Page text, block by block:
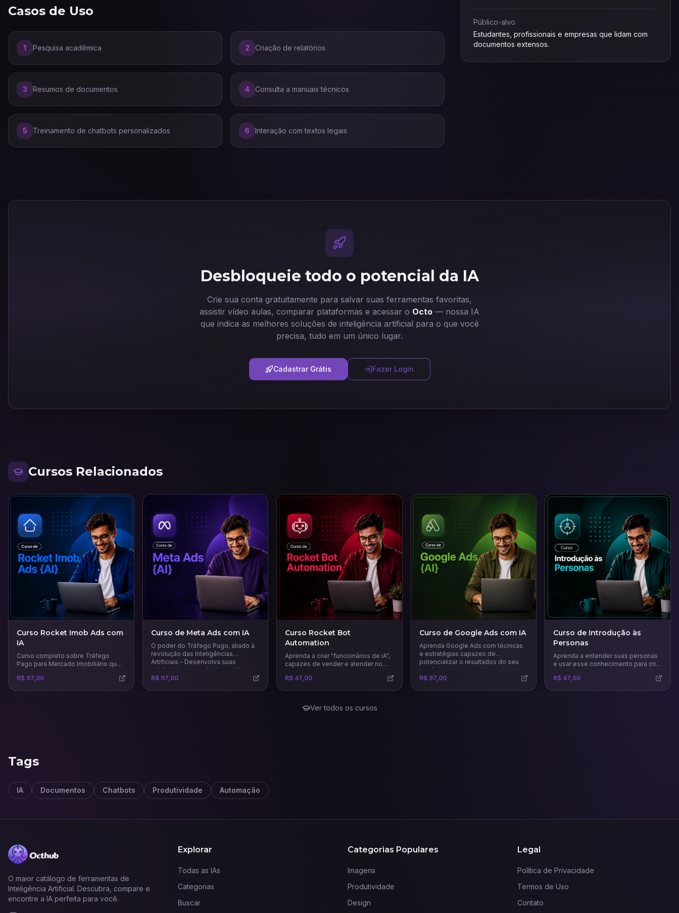
Casos de Uso
1 Pesquisa acadêmica 2 Criação de relatórios
3 Resumos de documentos 4 Consulta a manuais técnicos
5 Treinamento de chatbots personalizados 6 Interação com textos legais
Público-alvo
Estudantes, profissionais e empresas que lidam com
documentos extensos.
Desbloqueie todo o potencial da IA
Crie sua conta gratuitamente para salvar suas ferramentas favoritas,
assistir vídeo aulas, comparar plataformas e acessar o Octo — nossa IA
que indica as melhores soluções de inteligência artificial para o que você
precisa, tudo em um único lugar.
Cadastrar Grátis Fazer Login
Cursos Relacionados
Curso Rocket Imob Ads com
IA
Curso completo sobre Tráfego
Pago para Mercado Imobiliário que
certeiras para venda e aluguel de
R$ 97,00
Curso de Meta Ads com IA
O poder do Tráfego Pago, aliado à
revolução das Inteligências
Artificiais - Desenvolva suas
habilidades em anúncios na Meta
usando todo potencial das
R$ 97,00
Curso Rocket Bot
Automation
Aprenda a criar "funcionários de iA",
capazes de vender e atender no
dia com uma comunicação humana.
R$ 47,00
Curso de Google Ads com IA
Aprenda Google Ads com técnicas
e estratégias capazes de
potencializar o resultados do seu
negócio e a gerar mais vendas.
R$ 97,00
Curso de Introdução às
Personas
Aprenda a entender suas personas
e usar esse conhecimento para criar
precisas e eficazes.
R$ 47,00
Ver todos os cursos
Tags
IA Documentos Chatbots Produtividade Automação
O maior catálogo de ferramentas de
Inteligência Artificial. Descubra, compare e
encontre a IA perfeita para você.
Explorar
Todas as IAs
Categorias
Buscar
Categorias Populares
Imagens
Produtividade
Design
Legal
Política de Privacidade
Termos de Uso
Contato